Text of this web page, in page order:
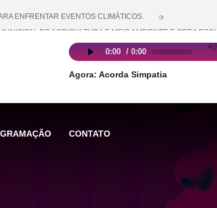
ENFRENTAR EVENTOS CLIMÁTICOS.
DE AGRICULTURA E MEIO AMBIENTE E GERA
MACHADINHO NO MÊS DE ABRIL
SALESIANOS
Agora: Acorda Simpatia
CONTATO